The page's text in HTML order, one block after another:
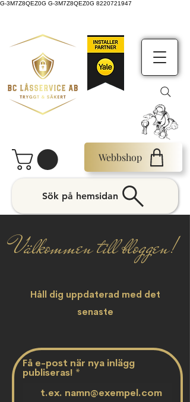
G-3M7Z8QEZ0G G-3M7Z8QEZ0G 8220721947
Webbshop
Sök på hemsidan
Välkommen till bloggen!
Håll dig uppdaterad med det
senaste
Få e-post när nya inlägg
publiseras!